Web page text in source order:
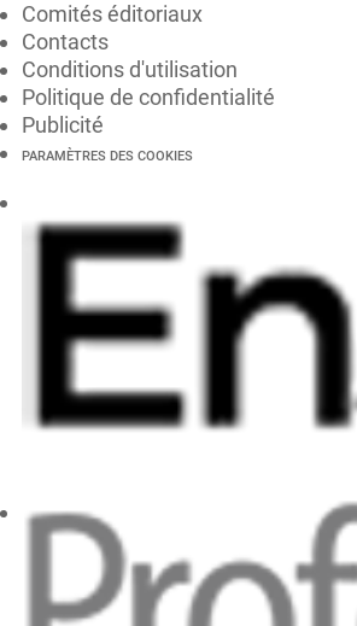
Comités éditoriaux
Contacts
Conditions d'utilisation
Politique de confidentialité
Publicité
PARAMÈTRES DES COOKIES